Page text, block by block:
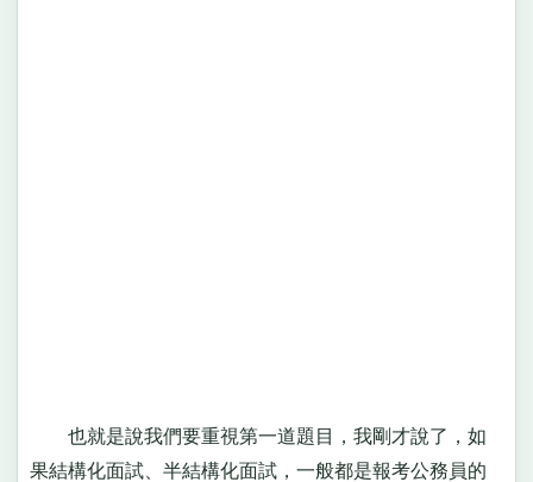
也就是說我們要重視第一道題目，我剛才說了，如
果結構化面試、半結構化面試，一般都是報考公務員的